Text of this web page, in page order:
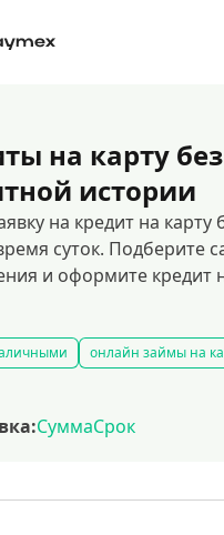
на карту
истории
на кредит на карту
суток. Подберите
и оформите кредит
онлайн займы на
СуммаСрок